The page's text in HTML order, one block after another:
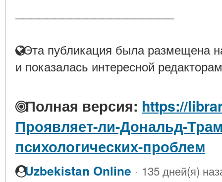
Эта публикация была размещена
и показалась интересной
Полная версия: https://
Проявляет-ли-Дональд-
психологических-проблем
Uzbekistan Online · 135 дней(я)